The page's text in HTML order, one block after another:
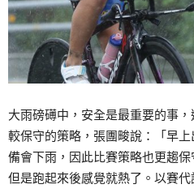
大雨磅礡中，安全是最重要的事
較保守的策略，張團畯說：「早
備會下雨，因此比賽策略也更趨保
但是跑起來後感覺就熱了。以賽